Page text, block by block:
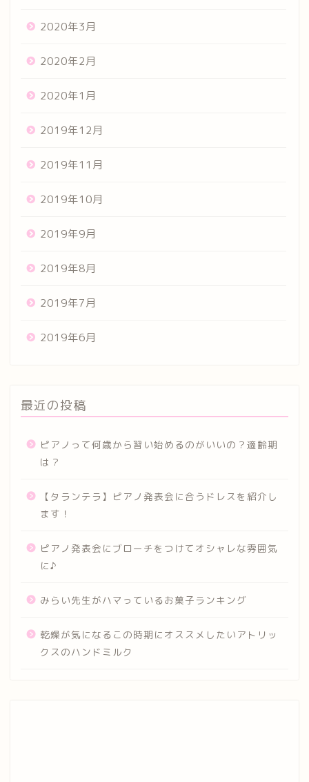
2020年3月
2020年2月
2020年1月
2019年12月
2019年11月
2019年10月
2019年9月
2019年8月
2019年7月
2019年6月
最近の投稿
ピアノって何歳から習い始めるのがいいの？適齢期
は？
【タランテラ】ピアノ発表会に合うドレスを紹介し
ます！
ピアノ発表会にブローチをつけてオシャレな雰囲気
に♪
みらい先生がハマっているお菓子ランキング
乾燥が気になるこの時期にオススメしたいアトリッ
クスのハンドミルク